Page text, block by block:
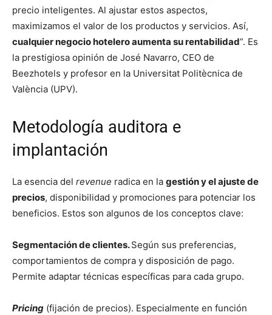
precio inteligentes. Al ajustar estos aspectos,
maximizamos el valor de los productos y servicios. Así,
cualquier negocio hotelero aumenta su rentabilidad”. Es
la prestigiosa opinión de José Navarro, CEO de
Beezhotels y profesor en la Universitat Politècnica de
València (UPV).
Metodología auditora e
implantación
La esencia del revenue radica en la gestión y el ajuste de
precios, disponibilidad y promociones para potenciar los
beneficios. Estos son algunos de los conceptos clave:
Segmentación de clientes.Según sus preferencias,
comportamientos de compra y disposición de pago.
Permite adaptar técnicas específicas para cada grupo.
Pricing (fijación de precios). Especialmente en función